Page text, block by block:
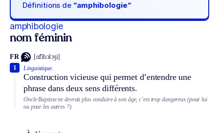
Définitions de “amphibologie“
amphibologie
nom féminin
FR [ɑ̃fibɔlɔʒi]
Linguistique.
Construction vicieuse qui permet d’entendre une
phrase dans deux sens différents.
1
Oncle Baptiste ne devrait plus conduire à son âge, c’est trop dangereux (pour lui
ou pour les autres ?).